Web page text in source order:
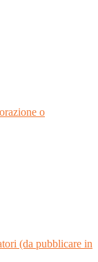
o
(da pubblicare in